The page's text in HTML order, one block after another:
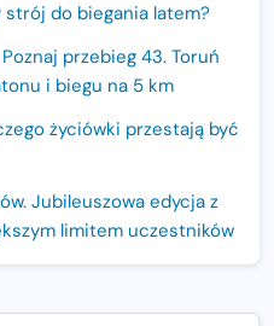
do biegania latem?
przebieg 43. Toruń
i biegu na 5 km
życiówki przestają być
Jubileuszowa edycja z
limitem uczestników